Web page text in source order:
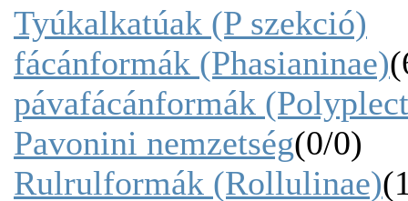
Tyúkalkatúak (P szekció)
fácánformák (Phasianinae)
pávafácánformák
Pavonini nemzetség(0/0)
Rulrulformák (Rollulinae)